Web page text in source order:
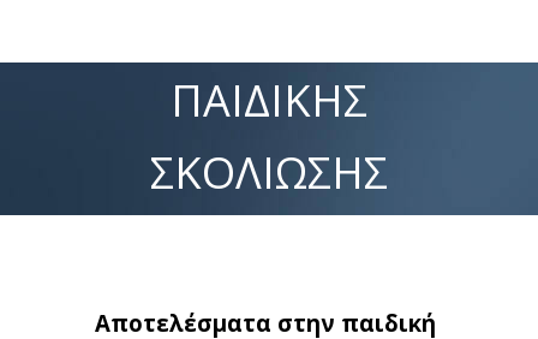
ΠΑΙΔΙΚΉΣ
ΣΚΟΛΊΩΣΗΣ
Αποτελέσματα στην παιδική